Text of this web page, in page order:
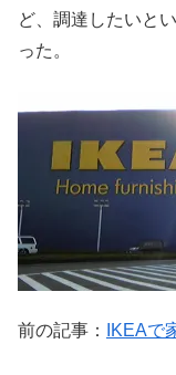
ど、調達したいと
った。
前の記事： IKEAで